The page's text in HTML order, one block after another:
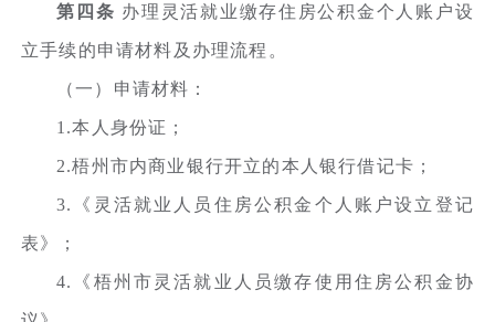
第四条 办理灵活就业缴存住房公积金个人账户设
立手续的申请材料及办理流程。
（一）申请材料：
1.本人身份证；
2.梧州市内商业银行开立的本人银行借记卡；
3.《灵活就业人员住房公积金个人账户设立登记
表》；
4.《梧州市灵活就业人员缴存使用住房公积金协